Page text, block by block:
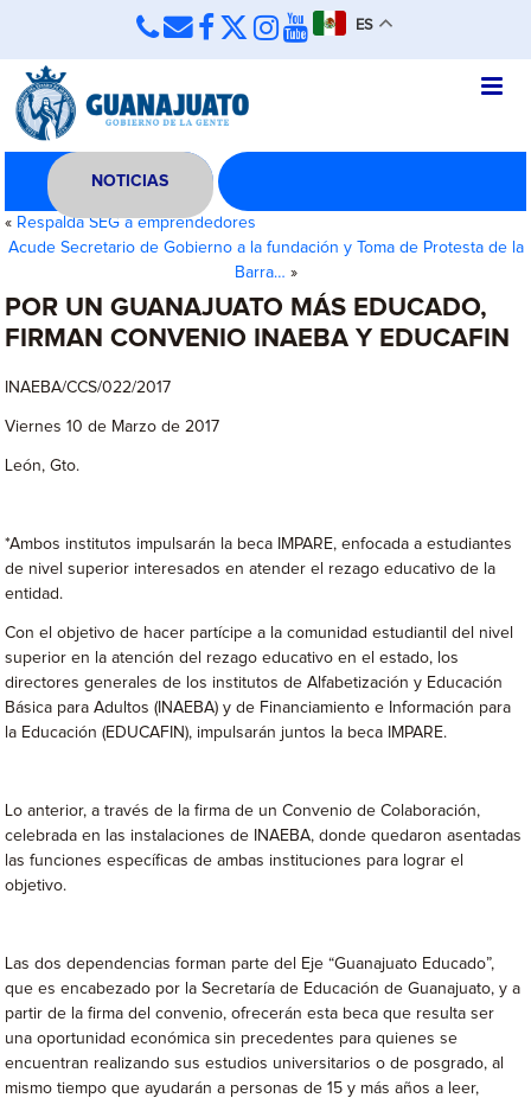
ES
NOTICIAS
« Respalda SEG a emprendedores
Acude Secretario de Gobierno a la fundación y Toma de Protesta de la
Barra… »
POR UN GUANAJUATO MÁS EDUCADO,
FIRMAN CONVENIO INAEBA Y EDUCAFIN
INAEBA/CCS/022/2017
Viernes 10 de Marzo de 2017
León, Gto.
*Ambos institutos impulsarán la beca IMPARE, enfocada a estudiantes
de nivel superior interesados en atender el rezago educativo de la
entidad.
Con el objetivo de hacer partícipe a la comunidad estudiantil del nivel
superior en la atención del rezago educativo en el estado, los
directores generales de los institutos de Alfabetización y Educación
Básica para Adultos (INAEBA) y de Financiamiento e Información para
la Educación (EDUCAFIN), impulsarán juntos la beca IMPARE.
Lo anterior, a través de la firma de un Convenio de Colaboración,
celebrada en las instalaciones de INAEBA, donde quedaron asentadas
las funciones específicas de ambas instituciones para lograr el
objetivo.
Las dos dependencias forman parte del Eje “Guanajuato Educado”,
que es encabezado por la Secretaría de Educación de Guanajuato, y a
partir de la firma del convenio, ofrecerán esta beca que resulta ser
una oportunidad económica sin precedentes para quienes se
encuentran realizando sus estudios universitarios o de posgrado, al
mismo tiempo que ayudarán a personas de 15 y más años a leer,